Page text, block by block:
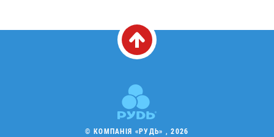
© КОМПАНІЯ «РУДЬ» , 2026